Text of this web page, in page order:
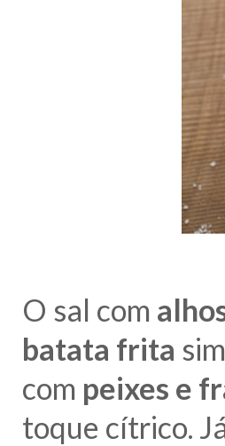
O sal com
batata frita
com peixes e
toque cítrico.